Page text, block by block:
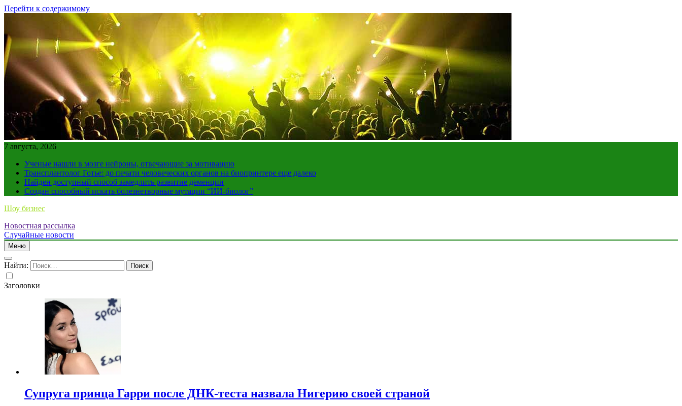
Перейти к содержимому
7 августа, 2026
Ученые нашли в мозге нейроны, отвечающие за мотивацию
Трансплантолог Готье: до печати человеческих органов на биопринтере еще далеко
Найден доступный способ замедлить развитие деменции
Создан способный искать болезнетворные мутации “ИИ-биолог”
Шоу бизнес
Новостная рассылка
Случайные новости
Меню
Найти:
Заголовки
Супруга принца Гарри после ДНК-теста назвала Нигерию своей страной